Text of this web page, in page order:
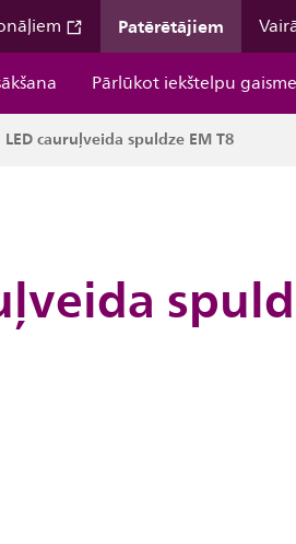
Patērētājiem
Pārlūkot iekštelpu
LED cauruļveida spuldze EM T8